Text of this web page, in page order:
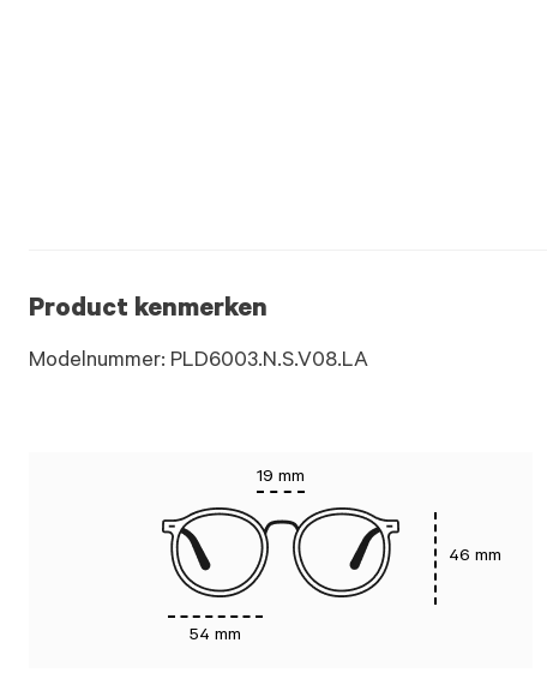
Product kenmerken
Modelnummer: PLD6003.N.S.V08.LA
19 mm
54 mm
46 mm